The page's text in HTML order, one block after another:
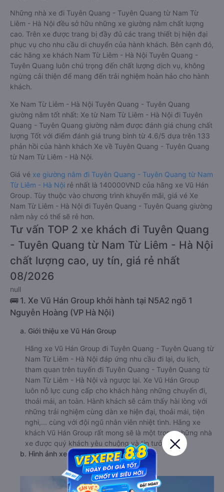
Những nhà xe đi Tuyên Quang - Tuyên Quang từ Nam Từ
Liêm - Hà Nội đều sở hữu những xe giường nằm chất lượng
cao. Trên xe được trang bị đầy đủ các trang thiết bị hiện đại
phục vụ cho nhu cầu di chuyển của hành khách. Bên cạnh đó,
các hãng xe khách Nam Từ Liêm - Hà Nội Tuyên Quang -
Tuyên Quang luôn chú trọng đến chất lượng dịch vụ, không
ngừng cải thiện để mang đến trải nghiệm hoàn hảo cho hành
khách.
Xe Nam Từ Liêm - Hà Nội Tuyên Quang - Tuyên Quang
giường nằm tốt nhất: Xe từ Nam Từ Liêm - Hà Nội đi Tuyên
Quang - Tuyên Quang giường nằm được đánh giá chung chất
lượng Tốt với điểm đánh giá trung bình từ 4.6/5 dựa trên 133
phản hồi của hành khách Xe về Tuyên Quang - Tuyên Quang
từ Nam Từ Liêm - Hà Nội.
Giá vé xe giường nằm đi Tuyên Quang - Tuyên Quang từ Nam
Từ Liêm - Hà Nội rẻ nhất là 140000VND của hãng xe Vũ Hán
Group. Tùy thuộc vào chương trình khuyến mãi, giá vé Xe
Nam Từ Liêm - Hà Nội đi Tuyên Quang - Tuyên Quang giường
nằm này có thể sẽ rẻ hơn.
Tư vấn TOP 2 xe khách đi Tuyên Quang
- Tuyên Quang từ Nam Từ Liêm - Hà Nội
chất lượng cao, uy tín, giá rẻ nhất
08/2026
null
🚌 1. Xe Vũ Hán Group khởi hành tại N5A2 ngõ 1
Nguyễn Hoàng (VP Hà Nội)
a. Giới thiệu xe Vũ Hán Group
Hãng xe Vũ Hán Group đi Tuyên Quang - Tuyên Quang từ
Nam Từ Liêm - Hà Nội đáp ứng nhu cầu đi lại, du lịch,
tham quan trên tuyến đi Tuyên Quang - Tuyên Quang từ
Nam Từ Liêm - Hà Nội và ngược lại. Xe Vũ Hán Group
luôn nỗ lực cung cấp cho khách hàng những chuyến đi,
thoải mái, an toàn. Hành khách sẽ cảm thấy hài lòng với
những trải nghiệm cùng dàn xe hiện đại, thoải mái, tiện
nghi,... cùng với đội ngũ nhân viên nhiệt tình. Hãng xe
khách Vũ Hán Group rất mong sẽ là một trong những nhà
xe được quý khách yêu chuộng và tin tưởng.
b. Hình ảnh xe Vũ Hán Group